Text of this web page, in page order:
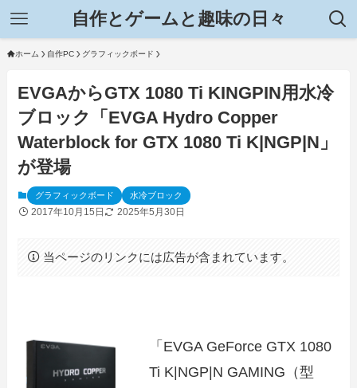
自作とゲームと趣味の日々
ホーム 自作PC グラフィックボード
EVGAからGTX 1080 Ti KINGPIN用水冷
ブロック「EVGA Hydro Copper
Waterblock for GTX 1080 Ti K|NGP|N」
が登場
グラフィックボード 水冷ブロック
2017年10月15日 2025年5月30日
当ページのリンクには広告が含まれています。
「EVGA GeForce GTX 1080
Ti K|NGP|N GAMING（型